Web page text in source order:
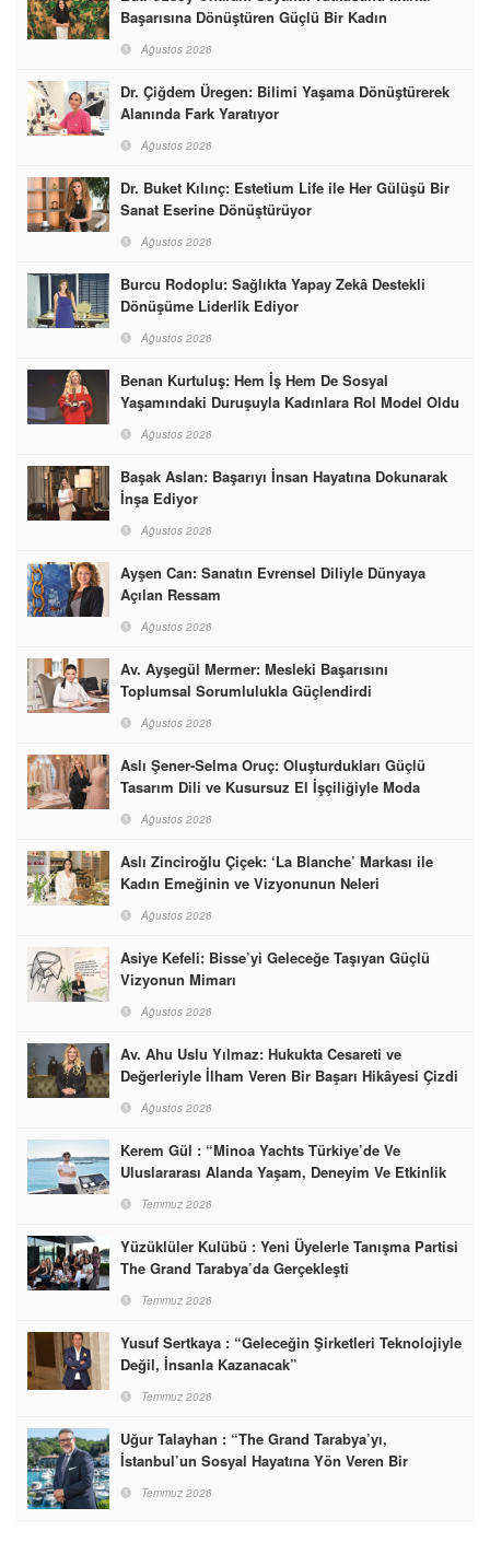
Başarısına Dönüştüren Güçlü Bir Kadın
Ağustos 2026
Dr. Çiğdem Üregen: Bilimi Yaşama Dönüştürerek
Alanında Fark Yaratıyor
Ağustos 2026
Dr. Buket Kılınç: Estetium Life ile Her Gülüşü Bir
Sanat Eserine Dönüştürüyor
Ağustos 2026
Burcu Rodoplu: Sağlıkta Yapay Zekâ Destekli
Dönüşüme Liderlik Ediyor
Ağustos 2026
Benan Kurtuluş: Hem İş Hem De Sosyal
Yaşamındaki Duruşuyla Kadınlara Rol Model Oldu
Ağustos 2026
Başak Aslan: Başarıyı İnsan Hayatına Dokunarak
İnşa Ediyor
Ağustos 2026
Ayşen Can: Sanatın Evrensel Diliyle Dünyaya
Açılan Ressam
Ağustos 2026
Av. Ayşegül Mermer: Mesleki Başarısını
Toplumsal Sorumlulukla Güçlendirdi
Ağustos 2026
Aslı Şener-Selma Oruç: Oluşturdukları Güçlü
Tasarım Dili ve Kusursuz El İşçiliğiyle Moda
Dünyasına İmzalarını Attılar
Ağustos 2026
Aslı Zinciroğlu Çiçek: ‘La Blanche’ Markası ile
Kadın Emeğinin ve Vizyonunun Neleri
Başarabileceğinin En Güzel Örneğini Sunuyor
Ağustos 2026
Asiye Kefeli: Bisse’yi Geleceğe Taşıyan Güçlü
Vizyonun Mimarı
Ağustos 2026
Av. Ahu Uslu Yılmaz: Hukukta Cesareti ve
Değerleriyle İlham Veren Bir Başarı Hikâyesi Çizdi
Ağustos 2026
Kerem Gül : “Minoa Yachts Türkiye’de Ve
Uluslararası Alanda Yaşam, Deneyim Ve Etkinlik
Markası Olacak”
Temmuz 2026
Yüzüklüler Kulübü : Yeni Üyelerle Tanışma Partisi
The Grand Tarabya’da Gerçekleşti
Temmuz 2026
Yusuf Sertkaya : “Geleceğin Şirketleri Teknolojiyle
Değil, İnsanla Kazanacak”
Temmuz 2026
Uğur Talayhan : “The Grand Tarabya’yı,
İstanbul’un Sosyal Hayatına Yön Veren Bir
Destinasyon Haline Getirmeyi Hedefliyorum”
Temmuz 2026